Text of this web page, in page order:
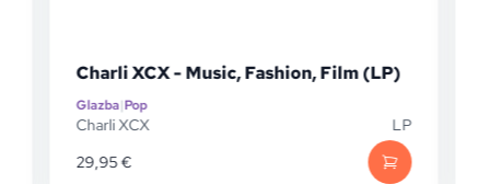
Charli XCX - Music, Fashion, Film (LP)
Glazba|Pop
Charli XCX
LP
29,95€